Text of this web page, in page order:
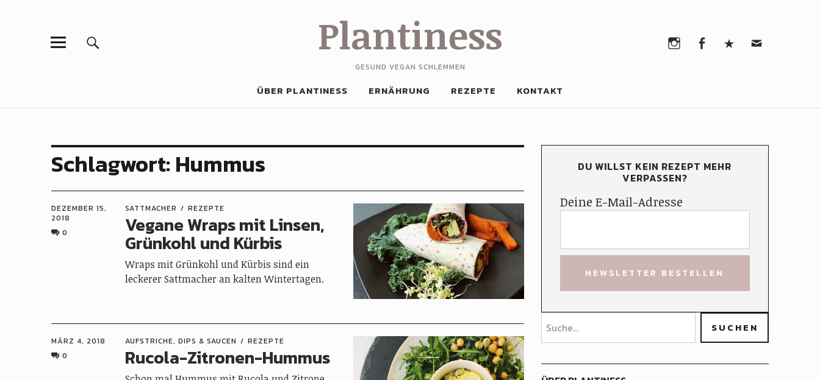
Plantiness
GESUND VEGAN SCHLEMMEN
ÜBER PLANTINESS ERNÄHRUNG REZEPTE KONTAKT
Schlagwort: Hummus
DEZEMBER 15,
2018
0
SATTMACHER REZEPTE
Vegane Wraps mit Linsen,
Grünkohl und Kürbis
Wraps mit Grünkohl und Kürbis sind ein
leckerer Sattmacher an kalten Wintertagen.
MÄRZ 4, 2018
0
AUFSTRICHE, DIPS & SAUCEN REZEPTE
Rucola-Zitronen-Hummus
DU WILLST KEIN REZEPT MEHR
VERPASSEN?
Deine E-Mail-Adresse